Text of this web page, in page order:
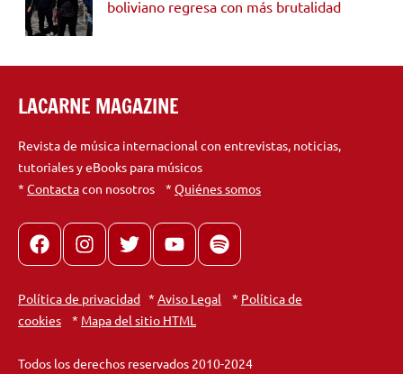
boliviano regresa con más brutalidad
LACARNE MAGAZINE
Revista de música internacional con entrevistas, noticias,
tutoriales y eBooks para músicos
* Contactacon nosotros * Quiénes somos
FacebookInstagram
X youtubespotify
Política de privacidad * Aviso Legal * Política de
cookies * Mapa del sitio HTML
Todos los derechos reservados 2010-2024